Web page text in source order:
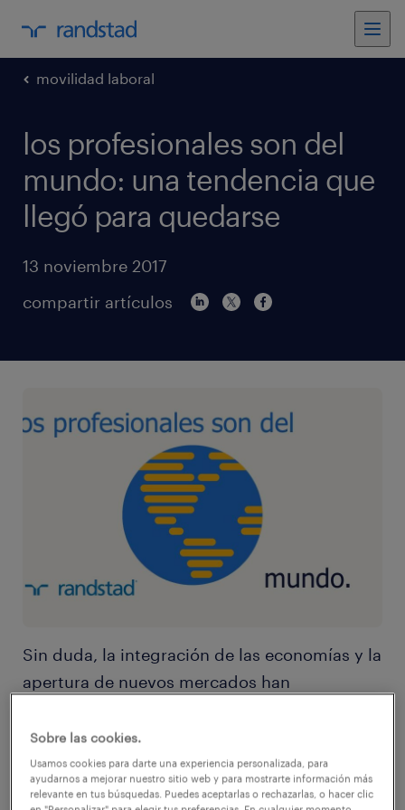
movilidad laboral
los profesionales son del
mundo: una tendencia que
llegó para quedarse
13 noviembre 2017
compartir artículos
Sin duda, la integración de las economías y la
apertura de nuevos mercados han
dispuestos a emplearse fuera de su país de
origen, tendencia que ha avanzado
rápidamente durante el último tiempo. Y los
Sobre las cookies.
Usamos cookies para darte una experiencia personalizada, para
ayudarnos a mejorar nuestro sitio web y para mostrarte información más
relevante en tus búsquedas. Puedes aceptarlas o rechazarlas, o hacer clic